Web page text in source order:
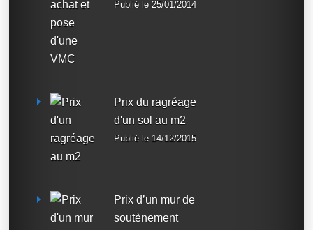
Publié le 25/01/2014
Prix du ragréage
d'un sol au m2
Publié le 14/12/2015
Prix d’un mur de
soutènement